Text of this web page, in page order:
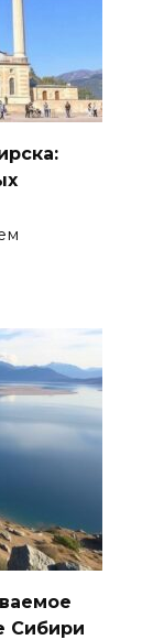
Сибири